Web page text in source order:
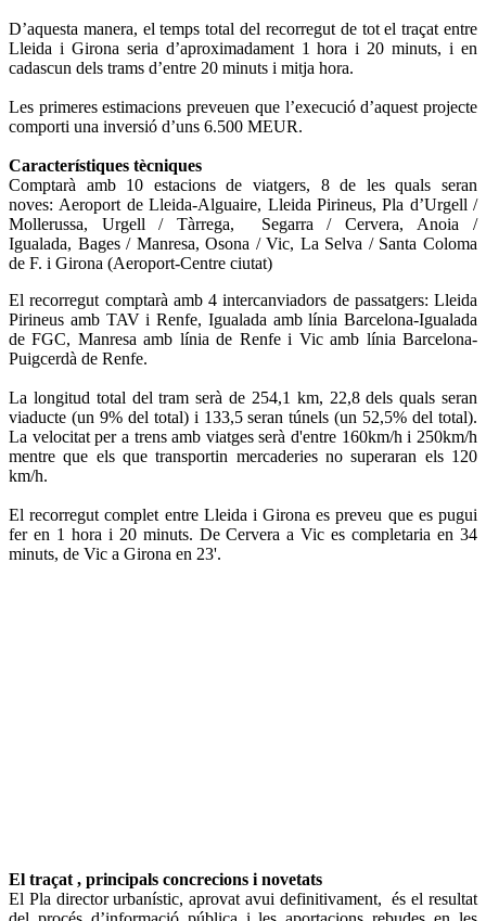
D’aquesta manera, el temps total del recorregut de tot el traçat entre
Lleida i Girona seria d’aproximadament 1 hora i 20 minuts, i en
cadascun dels trams d’entre 20 minuts i mitja hora.
Les primeres estimacions preveuen que l’execució d’aquest projecte
comporti una inversió d’uns 6.500 MEUR.
Característiques tècniques
Comptarà amb 10 estacions de viatgers, 8 de les quals seran
noves: Aeroport de Lleida-Alguaire, Lleida Pirineus, Pla d’Urgell /
Mollerussa, Urgell / Tàrrega, Segarra / Cervera, Anoia /
Igualada, Bages / Manresa, Osona / Vic, La Selva / Santa Coloma
de F. i Girona (Aeroport-Centre ciutat)
El recorregut comptarà amb 4 intercanviadors de passatgers: Lleida
Pirineus amb TAV i Renfe, Igualada amb línia Barcelona-Igualada
de FGC, Manresa amb línia de Renfe i Vic amb línia Barcelona-
Puigcerdà de Renfe.
La longitud total del tram serà de 254,1 km, 22,8 dels quals seran
viaducte (un 9% del total) i 133,5 seran túnels (un 52,5% del total).
La velocitat per a trens amb viatges serà d'entre 160km/h i 250km/h
mentre que els que transportin mercaderies no superaran els 120
km/h.
El recorregut complet entre Lleida i Girona es preveu que es pugui
fer en 1 hora i 20 minuts. De Cervera a Vic es completaria en 34
minuts, de Vic a Girona en 23'.
El traçat , principals concrecions i novetats
El Pla director urbanístic, aprovat avui definitivament, és el resultat